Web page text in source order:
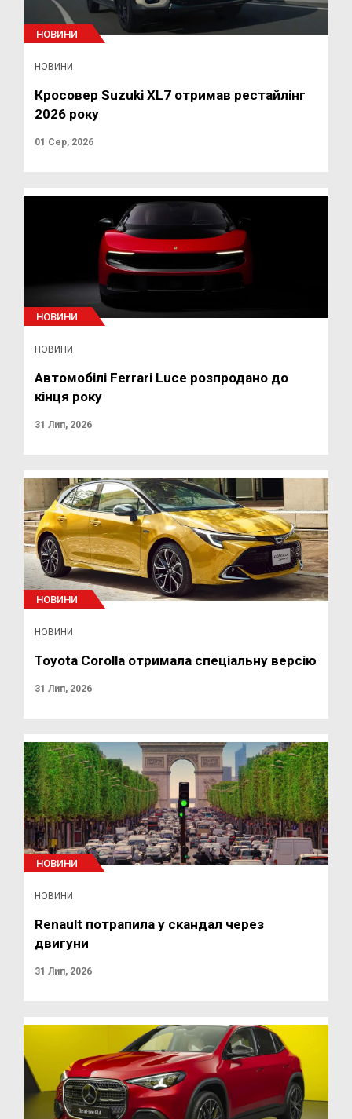
НОВИНИ
НОВИНИ
Кросовер Suzuki XL7 отримав рестайлінг
2026 року
01 Сер, 2026
НОВИНИ
НОВИНИ
Автомобілі Ferrari Luce розпродано до
кінця року
31 Лип, 2026
НОВИНИ
НОВИНИ
Toyota Corolla отримала спеціальну версію
31 Лип, 2026
НОВИНИ
НОВИНИ
Renault потрапила у скандал через
двигуни
31 Лип, 2026